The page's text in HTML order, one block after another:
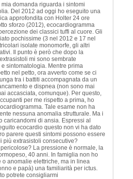
domanda riguarda i sintomi
Del 2012 ad oggi ho eseguito una
approfondita con Holter 24 ore
sforzo (2012), ecocardiogramma
dei classici tuffi al cuore. Gli
pochissime (3 nel 2012 e 17 nel
isolate monomorfe, gli altri
Il punto è però che dopo la
mi sono sembrate
sintomatologia. Mentre prima
nel petto, ora avverto come se ci
tra i battiti accompagnata da un
e dispnea (non sono mai
accasciata, comunque). Per questo,
per me rispetto a prima, ho
Tale esame non ha
nessuna anomalia strutturale. Ma i
caricandomi di ansia. Espressi al
ecocardio questo non vi ha dato
parere questi sintomi possono essere
più extrasistoli consecutive?
La pressione è normale, la
40 anni. In famiglia non ho
anomalie elettriche, ma in linea
e papà) una familiarità per ictus.
potrete consigliarmi